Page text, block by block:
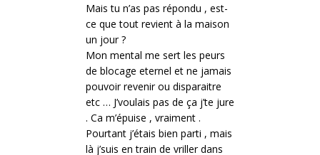
Mais tu n’as pas répondu , est-
ce que tout revient à la maison
un jour ?
Mon mental me sert les peurs
de blocage eternel et ne jamais
pouvoir revenir ou disparaitre
etc … J’voulais pas de ça j’te jure
. Ca m’épuise , vraiment .
Pourtant j’étais bien parti , mais
là j’suis en train de vriller dans